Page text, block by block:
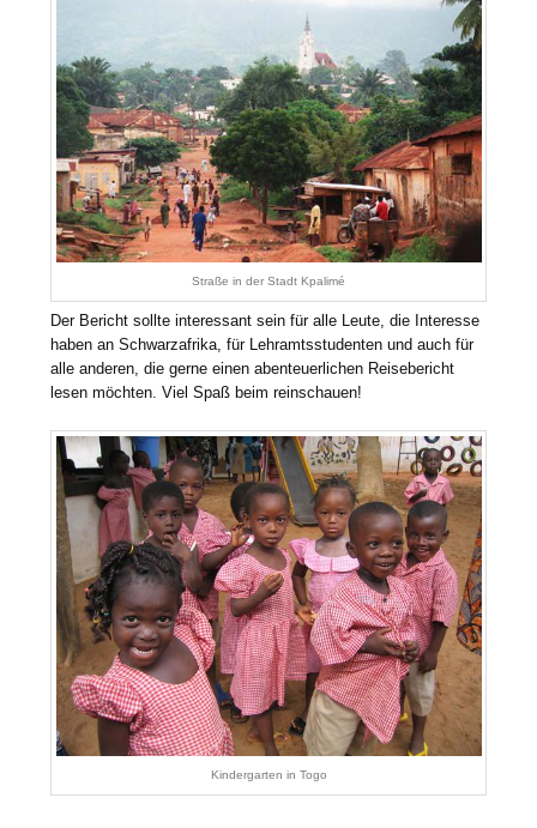
Straße in der Stadt Kpalimé
Der Bericht sollte interessant sein für alle Leute, die Interesse
haben an Schwarzafrika, für Lehramtsstudenten und auch für
alle anderen, die gerne einen abenteuerlichen Reisebericht
lesen möchten. Viel Spaß beim reinschauen!
Kindergarten in Togo